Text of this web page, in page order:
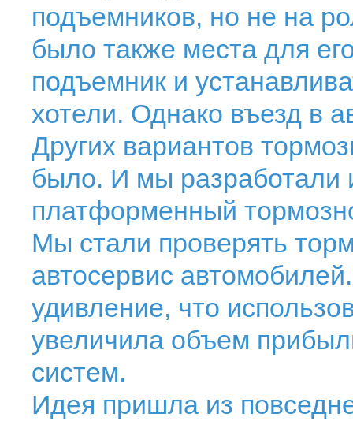
подъемников, но не на
было также места для
подъемник и
хотели. Однако въезд в
Других вариантов
было. И мы разработали
платформенный
Мы стали проверять
автосервис
удивление, что
увеличила объем
систем.
Идея пришла из